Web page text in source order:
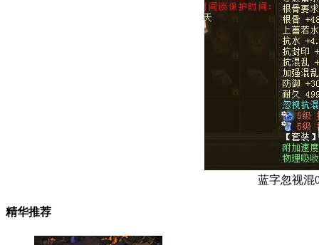
蓝字忽视混
精华推荐